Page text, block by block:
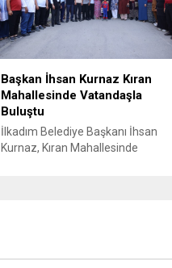
sahibinin başvuru şartını otomatik
hale getiriyor. Hazine
Müsteşarlığına bağlı ilgili
kurumlarca...
Başkan İhsan Kurnaz Kıran
Mahallesinde Vatandaşla
Buluştu
İlkadım Belediye Başkanı İhsan
Kurnaz, Kıran Mahallesinde
kapsamında Kıran Mahallesini